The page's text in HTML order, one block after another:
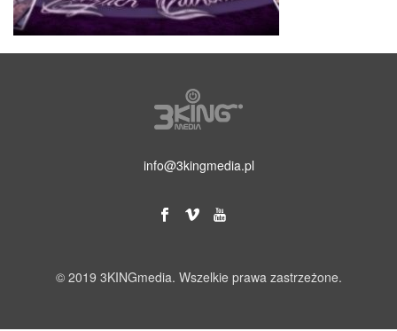
info@3kingmedia.pl
© 2019 3KINGmedia. Wszelkie prawa zastrzeżone.